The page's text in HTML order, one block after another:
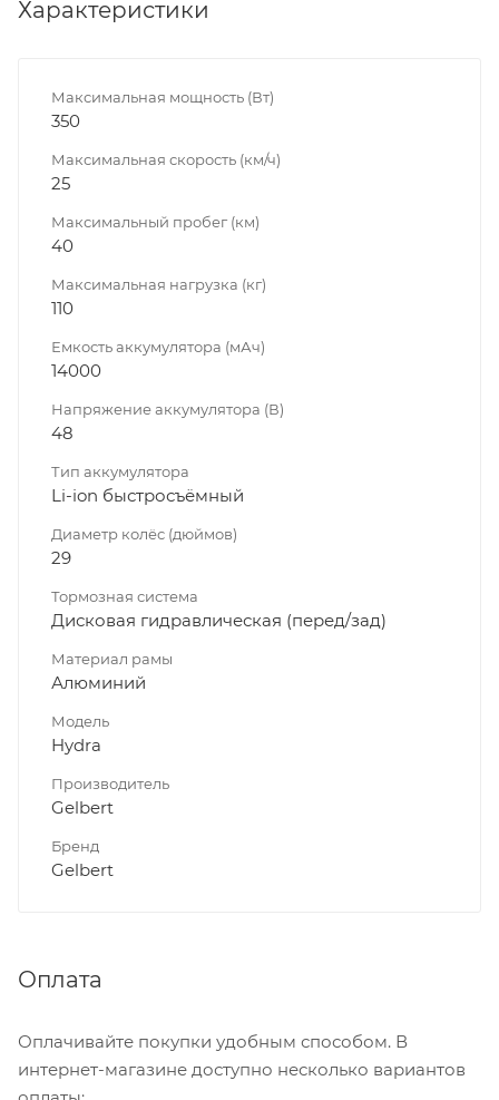
Характеристики
Максимальная мощность (Вт)
350
Максимальная скорость (км/ч)
25
Максимальный пробег (км)
40
Максимальная нагрузка (кг)
110
Емкость аккумулятора (мАч)
14000
Напряжение аккумулятора (В)
48
Тип аккумулятора
Li-ion быстросъёмный
Диаметр колёс (дюймов)
29
Тормозная система
Дисковая гидравлическая (перед/зад)
Материал рамы
Алюминий
Модель
Hydra
Производитель
Gelbert
Бренд
Gelbert
Оплата
Оплачивайте покупки удобным способом. В
интернет-магазине доступно несколько вариантов